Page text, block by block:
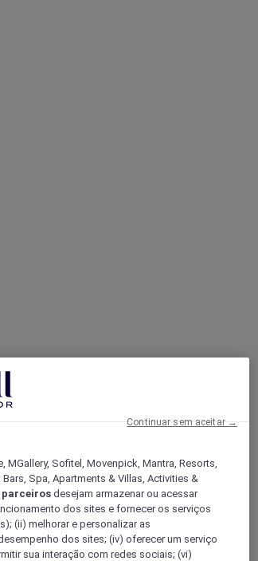
MGallery, Sofitel, Movenpick, Mantra, Resorts,
Spa, Apartments & Villas, Activities &
parceirosdesejam armazenar ou acessar
dos sites e fornecer os serviços
(ii) melhorar e personalizar as
dos sites; (iv) oferecer um serviço
sua interação com redes sociais; (vi)
Continuar sem aceitar →